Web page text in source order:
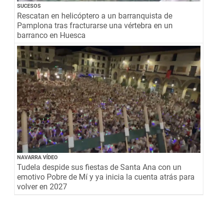
SUCESOS
Rescatan en helicóptero a un barranquista de
Pamplona tras fracturarse una vértebra en un
barranco en Huesca
NAVARRA VÍDEO
Tudela despide sus fiestas de Santa Ana con un
emotivo Pobre de Mí y ya inicia la cuenta atrás para
volver en 2027